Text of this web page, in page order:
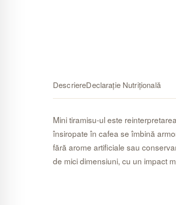
DescriereDeclarație Nutrițională
Mini tiramisu-ul este
însiropate în cafea se îmbină
fără arome artificiale sau
de mici dimensiuni, cu un impact